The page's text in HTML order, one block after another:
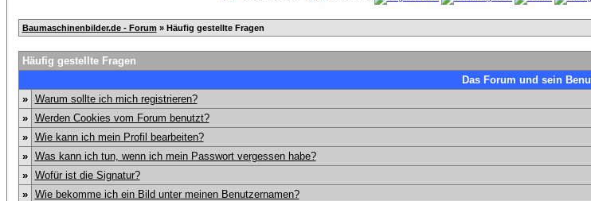
Baumaschinenbilder.de - Forum » Häufig gestellte Fragen
Häufig gestellte Fragen
Das Forum und sein
»
Warum sollte ich mich registrieren?
»
Werden Cookies vom Forum benutzt?
»
Wie kann ich mein Profil bearbeiten?
»
Was kann ich tun, wenn ich mein Passwort vergessen habe?
»
Wofür ist die Signatur?
»
Wie bekomme ich ein Bild unter meinen Benutzernamen?